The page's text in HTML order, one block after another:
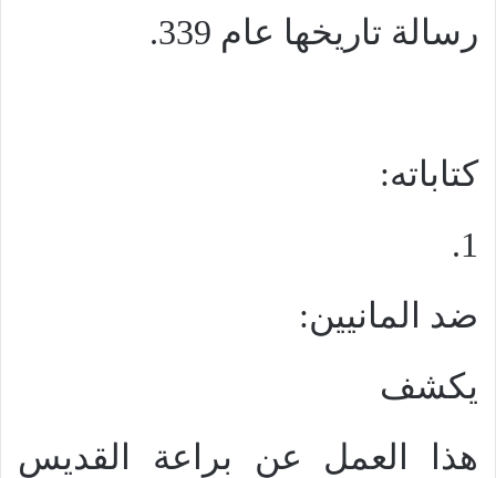
رسالة تاريخها عام 339.
كتاباته:
1.
ضد المانيين:
يكشف
هذا العمل عن براعة القديس